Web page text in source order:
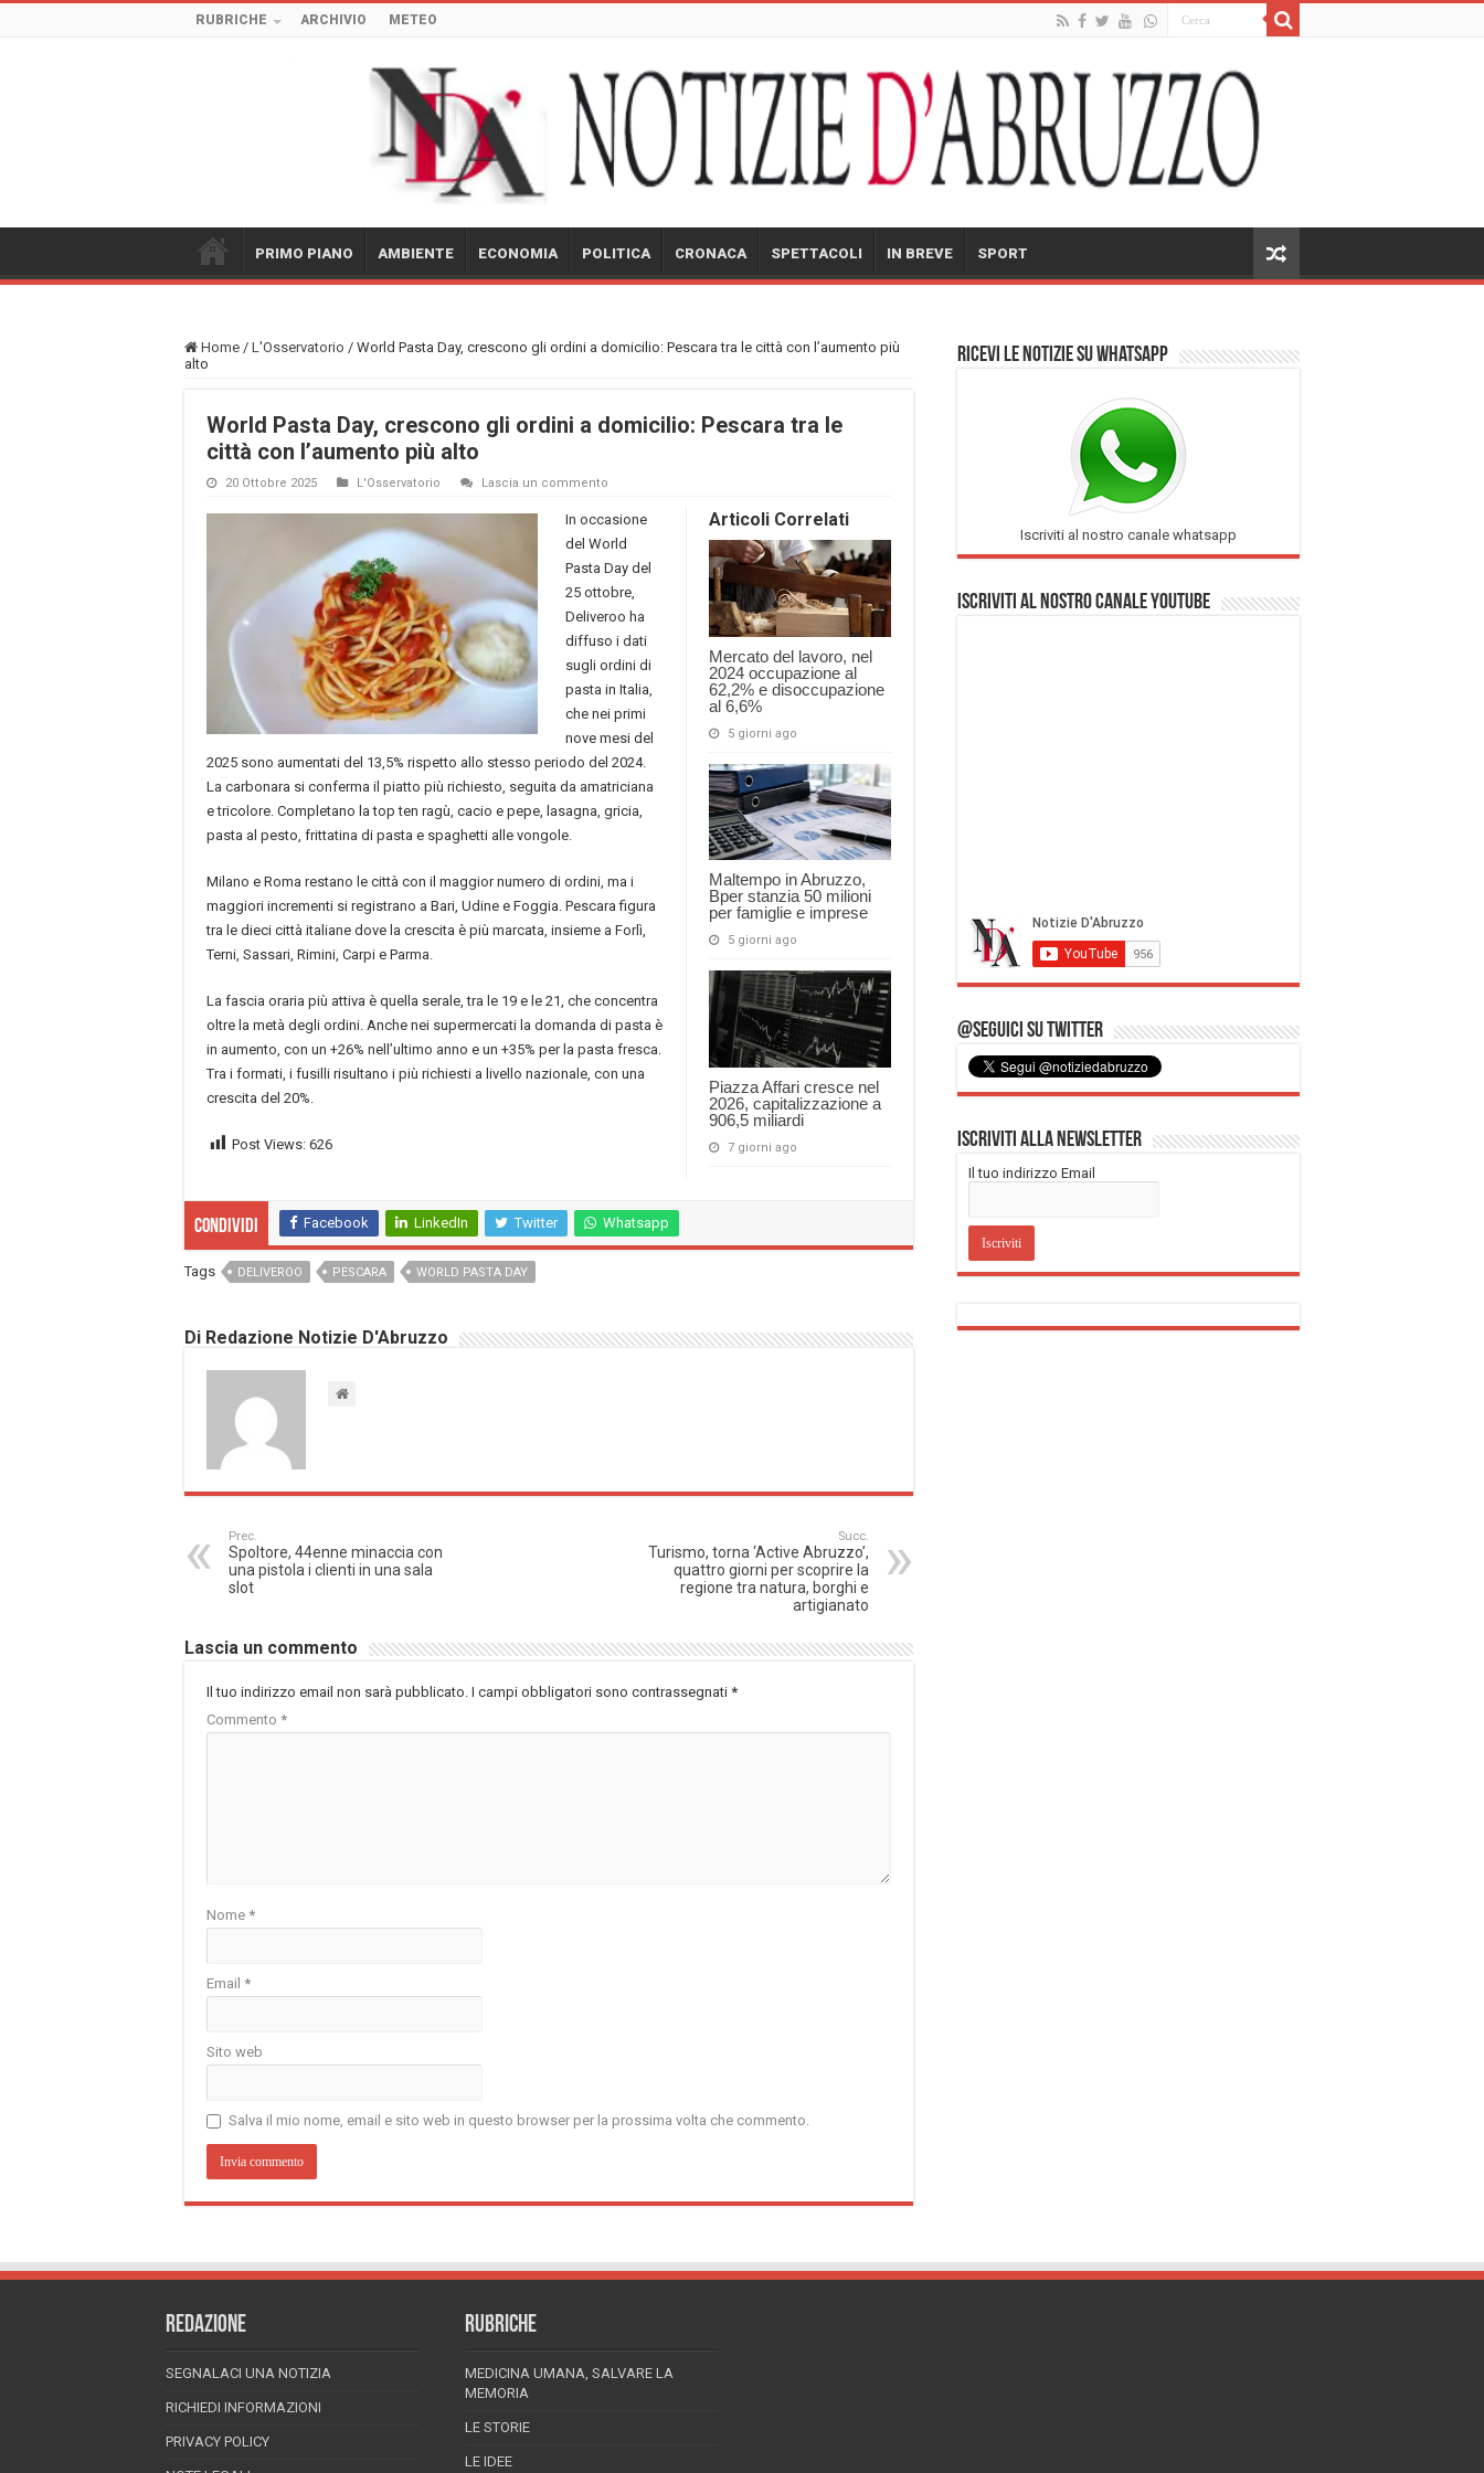
RUBRICHE ARCHIVIO METEO
PRIMO PIANO AMBIENTE ECONOMIA POLITICA CRONACA SPETTACOLI IN BREVE SPORT
Home / L'Osservatorio / World Pasta Day, crescono gli ordini a domicilio: Pescara tra le città con l’aumento più
alto
World Pasta Day, crescono gli ordini a domicilio: Pescara tra le
città con l’aumento più alto
20 Ottobre 2025 L'Osservatorio Lascia un commento
Articoli Correlati
Mercato del lavoro, nel
2024 occupazione al
62,2% e disoccupazione
al 6,6%
5 giorni ago
Maltempo in Abruzzo,
Bper stanzia 50 milioni
per famiglie e imprese
5 giorni ago
Piazza Affari cresce nel
2026, capitalizzazione a
906,5 miliardi
7 giorni ago
In occasione
del World
Pasta Day del
25 ottobre,
Deliveroo ha
diffuso i dati
sugli ordini di
pasta in Italia,
che nei primi
nove mesi del
2025 sono aumentati del 13,5% rispetto allo stesso periodo del 2024.
La carbonara si conferma il piatto più richiesto, seguita da amatriciana
e tricolore. Completano la top ten ragù, cacio e pepe, lasagna, gricia,
pasta al pesto, frittatina di pasta e spaghetti alle vongole.
Milano e Roma restano le città con il maggior numero di ordini, ma i
maggiori incrementi si registrano a Bari, Udine e Foggia. Pescara figura
tra le dieci città italiane dove la crescita è più marcata, insieme a Forlì,
Terni, Sassari, Rimini, Carpi e Parma.
La fascia oraria più attiva è quella serale, tra le 19 e le 21, che concentra
oltre la metà degli ordini. Anche nei supermercati la domanda di pasta è
in aumento, con un +26% nell’ultimo anno e un +35% per la pasta fresca.
Tra i formati, i fusilli risultano i più richiesti a livello nazionale, con una
crescita del 20%.
Post Views: 626
Condividi Facebook LinkedIn Twitter Whatsapp
Tags DELIVEROO PESCARA WORLD PASTA DAY
Di Redazione Notizie D'Abruzzo
Prec.
Spoltore, 44enne minaccia con
una pistola i clienti in una sala
slot
Succ.
Turismo, torna ‘Active Abruzzo’,
quattro giorni per scoprire la
regione tra natura, borghi e
artigianato
Lascia un commento
Il tuo indirizzo email non sarà pubblicato. I campi obbligatori sono contrassegnati *
Commento *
Nome *
Email *
Sito web
Salva il mio nome, email e sito web in questo browser per la prossima volta che commento.
Ricevi le notizie su Whatsapp
Iscriviti al nostro canale whatsapp
Iscriviti al nostro Canale Youtube
@Seguici su Twitter
Iscriviti alla Newsletter
Il tuo indirizzo Email
REDAZIONE
SEGNALACI UNA NOTIZIA
RICHIEDI INFORMAZIONI
PRIVACY POLICY
RUBRICHE
MEDICINA UMANA, SALVARE LA
MEMORIA
LE STORIE
LE IDEE